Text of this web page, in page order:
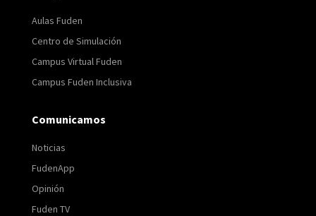
Aulas Fuden
Centro de Simulación
Campus Virtual Fuden
Campus Fuden Inclusiva
Comunicamos
Noticias
FudenApp
Opinión
Fuden TV